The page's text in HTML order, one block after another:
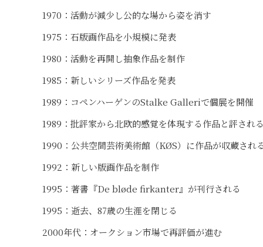
1970：活動が減少し公的な場から姿を消す
1975：石版画作品を小規模に発表
1980：活動を再開し抽象作品を制作
1985：新しいシリーズ作品を発表
1989：コペンハーゲンのStalke Galleriで個展を開催
1989：批評家から北欧的感覚を体現する作品と評される
1990：公共空間芸術美術館（KØS）に作品が収蔵される
1992：新しい版画作品を制作
1995：著書『De bløde firkanter』が刊行される
1995：逝去、87歳の生涯を閉じる
2000年代：オークション市場で再評価が進む